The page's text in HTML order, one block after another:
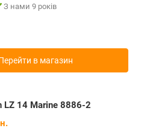
З нами 9 років
в магазин
LZ 14 Marine 8886-2